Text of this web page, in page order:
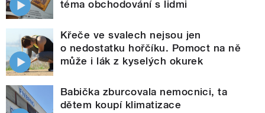
téma obchodování s lidmi
Křeče ve svalech nejsou jen
o nedostatku hořčíku. Pomoct na ně
může i lák z kyselých okurek
Babička zburcovala nemocnici, ta
dětem koupí klimatizace